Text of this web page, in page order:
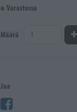
Varastossa
Määrä
Jaa